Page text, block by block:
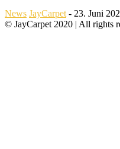
News JayCarpet - 23. Juni
© JayCarpet 2020 | All rights